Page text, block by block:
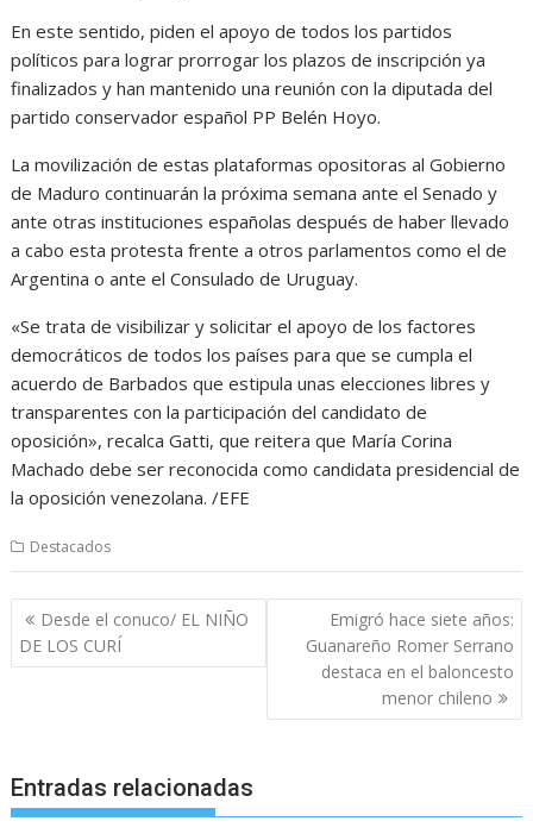
En este sentido, piden el apoyo de todos los partidos
políticos para lograr prorrogar los plazos de inscripción ya
finalizados y han mantenido una reunión con la diputada del
partido conservador español PP Belén Hoyo.
La movilización de estas plataformas opositoras al Gobierno
de Maduro continuarán la próxima semana ante el Senado y
ante otras instituciones españolas después de haber llevado
a cabo esta protesta frente a otros parlamentos como el de
Argentina o ante el Consulado de Uruguay.
«Se trata de visibilizar y solicitar el apoyo de los factores
democráticos de todos los países para que se cumpla el
acuerdo de Barbados que estipula unas elecciones libres y
transparentes con la participación del candidato de
oposición», recalca Gatti, que reitera que María Corina
Machado debe ser reconocida como candidata presidencial de
la oposición venezolana. /EFE
Destacados
Navegación
de
entradas
Desde el conuco/ EL NIÑO
DE LOS CURÍ
Emigró hace siete años:
Guanareño Romer Serrano
destaca en el baloncesto
menor chileno
Entradas relacionadas